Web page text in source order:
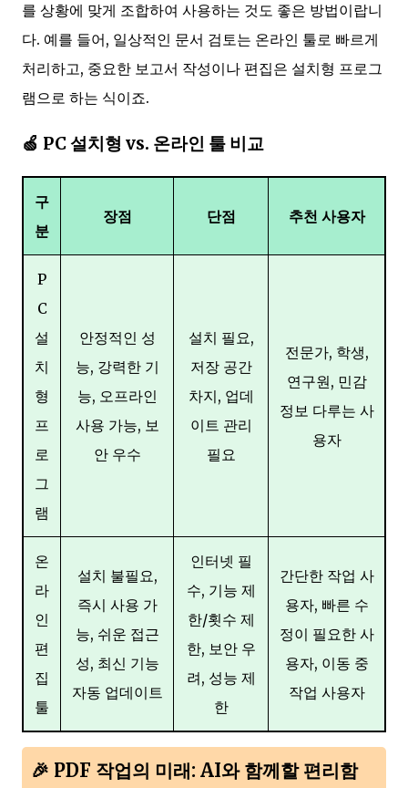
를 상황에 맞게 조합하여 사용하는 것도 좋은 방법이랍니
다. 예를 들어, 일상적인 문서 검토는 온라인 툴로 빠르게
처리하고, 중요한 보고서 작성이나 편집은 설치형 프로그
램으로 하는 식이죠.
🍏 PC 설치형 vs. 온라인 툴 비교
구
분
장점 단점 추천 사용자
P
C
설
치
형
프
로
그
램
안정적인 성
능, 강력한 기
능, 오프라인
사용 가능, 보
안 우수
설치 필요,
저장 공간
차지, 업데
이트 관리
필요
전문가, 학생,
연구원, 민감
정보 다루는 사
용자
온
라
인
편
집
툴
설치 불필요,
즉시 사용 가
능, 쉬운 접근
성, 최신 기능
자동 업데이트
인터넷 필
수, 기능 제
한/횟수 제
한, 보안 우
려, 성능 제
한
간단한 작업 사
용자, 빠른 수
정이 필요한 사
용자, 이동 중
작업 사용자
🎉 PDF 작업의 미래: AI와 함께할 편리함